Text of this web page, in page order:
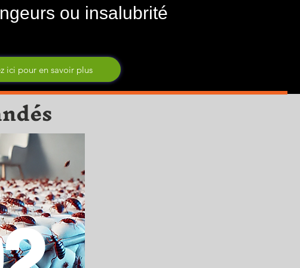
ou insalubrité
ici pour en savoir plus